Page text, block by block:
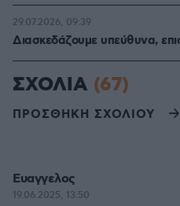
Διασκεδάζουμε υπεύθυνα,
29.07.2026, 09:39
ΣΧΟΛΙΑ (67)
ΠΡΟΣΘΗΚΗ ΣΧΟΛΙΟΥ
Ευαγγελος
19.06.2025, 13:50